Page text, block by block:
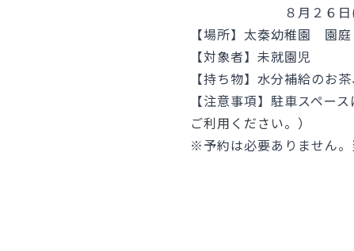
８月２６日(水)：
【場所】太秦幼稚園 園
【対象者】未就園児
【持ち物】水分補給のお
【注意事項】駐車スペー
ご利用ください。）
※予約は必要ありません